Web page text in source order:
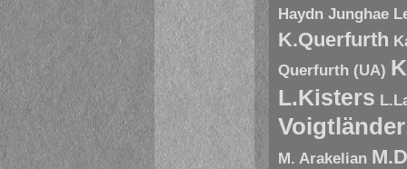
Haydn Junghae
K.Querfurth
Querfurth (UA)
L.Kisters
Voigtländer
M. Arakelian